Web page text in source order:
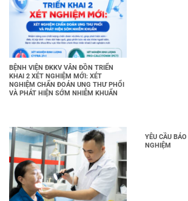
BỆNH VIỆN ĐKKV VÂN ĐỒN TRIỂN
KHAI 2 XÉT NGHIỆM MỚI: XÉT
NGHIỆM CHẨN ĐOÁN UNG THƯ PHỔI
VÀ PHÁT HIỆN SỚM NHIỄM KHUẨN
YÊU CẦU
NGHIỆM